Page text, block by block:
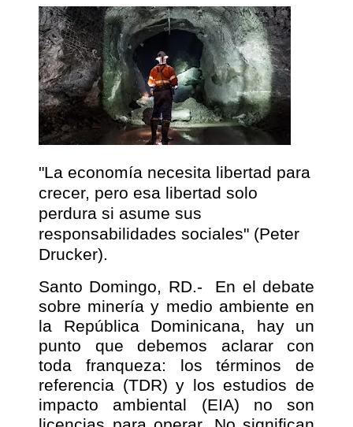
"La economía necesita libertad para
crecer, pero esa libertad solo
perdura si asume sus
responsabilidades sociales" (Peter
Drucker).
Santo Domingo, RD.-
En el debate
sobre minería y medio ambiente en
la República Dominicana, hay un
punto que debemos aclarar con
toda franqueza: los términos de
referencia (TDR) y los estudios de
impacto ambiental (EIA) no son